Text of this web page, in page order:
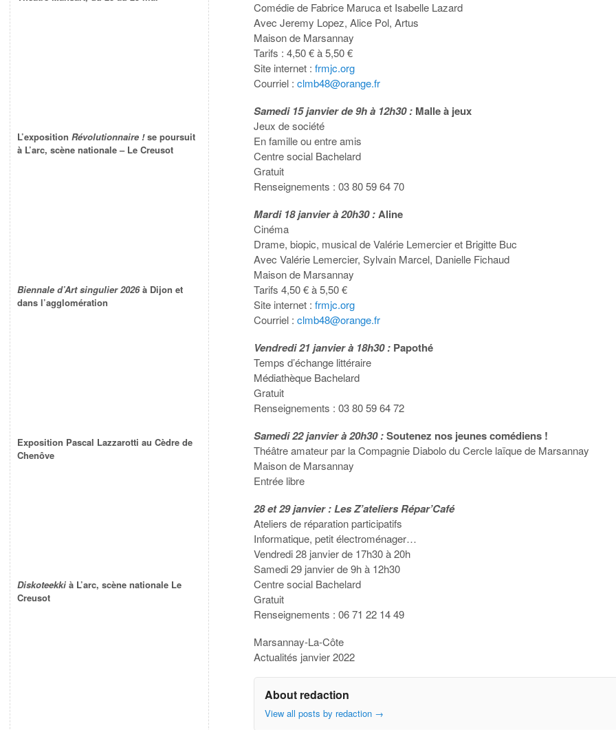
Comédie de Fabrice Maruca et Isabelle Lazard
Avec Jeremy Lopez, Alice Pol, Artus
Maison de Marsannay
Tarifs : 4,50 € à 5,50 €
Site internet :frmjc.org
Courriel :clmb48@orange.fr
Samedi 15 janvier de 9h à 12h30 : Malle à jeux
Jeux de société
En famille ou entre amis
Centre social Bachelard
Gratuit
Renseignements : 03 80 59 64 70
Mardi 18 janvier à 20h30 :Aline
Cinéma
Drame, biopic, musical de Valérie Lemercier et Brigitte Buc
Avec Valérie Lemercier, Sylvain Marcel, Danielle Fichaud
Maison de Marsannay
Tarifs 4,50 € à 5,50 €
Site internet :frmjc.org
Courriel :clmb48@orange.fr
Vendredi 21 janvier à 18h30 : Papothé
Temps d’échange littéraire
Médiathèque Bachelard
Gratuit
Renseignements : 03 80 59 64 72
Samedi 22 janvier à 20h30 :Soutenez nos jeunes comédiens !
Théâtre amateur par la Compagnie Diabolo du Cercle laïque de Marsannay
Maison de Marsannay
Entrée libre
28 et 29 janvier : Les Z’ateliers Répar’Café
Ateliers de réparation participatifs
Informatique, petit électroménager…
Vendredi 28 janvier de 17h30 à 20h
Samedi 29 janvier de 9h à 12h30
Centre social Bachelard
Gratuit
Renseignements : 06 71 22 14 49
Marsannay-La-Côte
Actualités janvier 2022
About redaction
View all posts by redaction →
L’exposition Révolutionnaire !se poursuit
à L’arc, scène nationale – Le Creusot
Biennale d’Art singulier 2026à Dijon et
dans l’agglomération
Exposition Pascal Lazzarotti au Cèdre de
Chenôve
Diskoteekki à L’arc, scène nationale Le
Creusot